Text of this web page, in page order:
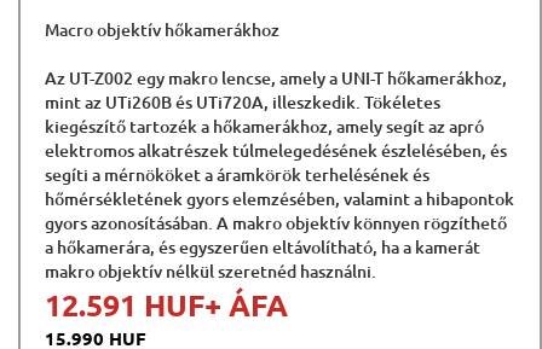
Macro objektív hőkamerákhoz
Az UT-Z002 egy makro lencse, amely a UNI-T hőkamerákhoz,
mint az UTi260B és UTi720A, illeszkedik. Tökéletes
kiegészítő tartozék a hőkamerákhoz, amely segít az apró
elektromos alkatrészek túlmelegedésének észlelésében, és
segíti a mérnököket a áramkörök terhelésének és
hőmérsékletének gyors elemzésében, valamint a hibapontok
gyors azonosításában. A makro objektív könnyen rögzíthető
a hőkamerára, és egyszerűen eltávolítható, ha a kamerát
makro objektív nélkül szeretnéd használni.
12.591 HUF+ ÁFA
15.990 HUF